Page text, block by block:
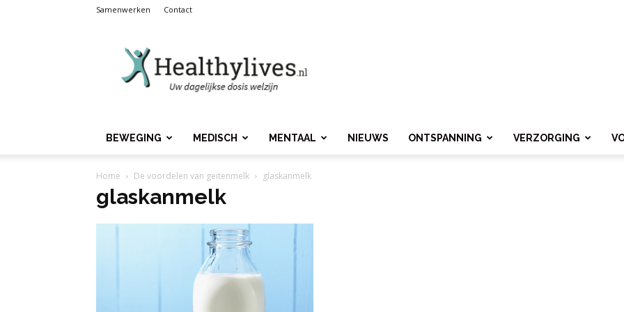
Samenwerken Contact
BEWEGING MEDISCH MENTAAL NIEUWS ONTSPANNING VERZORGING
Home De voordelen van geitenmelk glaskanmelk
glaskanmelk